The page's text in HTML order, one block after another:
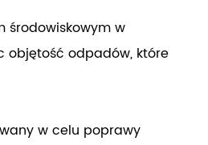
środowiskowym w
objętość odpadów, które
w celu poprawy